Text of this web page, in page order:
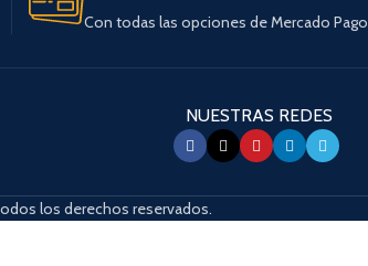
Con todas las opciones de Mercado Pago
NUESTRAS REDES
los derechos reservados.